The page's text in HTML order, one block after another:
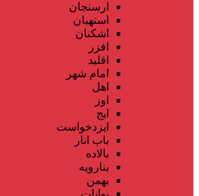
ارسنجان
استهبان
اشکنان
افزر
اقلید
امام شهر
اهل
اوز
ایج
ایزدخواست
باب انار
بالاده
بنارویه
بهمن
بوانات